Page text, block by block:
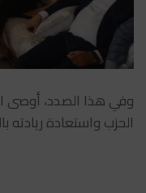
وفي هذا الصدد، أوصى
الحزب واستعادة ريادته